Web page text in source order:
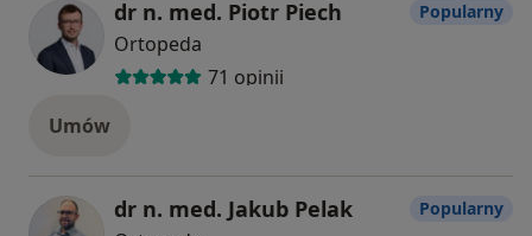
dr n. med. Piotr Piech
Ortopeda
71 opinii
Popularny
Umów
dr n. med. Jakub Pelak Popularny